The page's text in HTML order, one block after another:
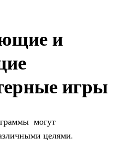
и
игры
могут
целями.